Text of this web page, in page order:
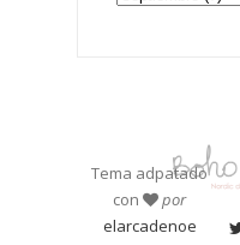
Tema adpatado
con
por
elarcadenoe